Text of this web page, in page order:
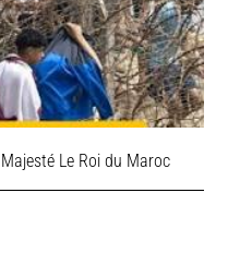
Le Roi du Maroc